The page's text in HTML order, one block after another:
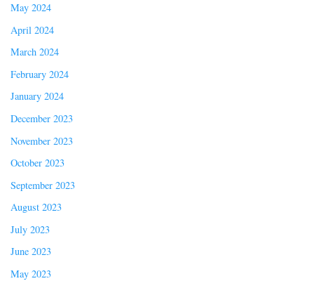
May 2024
April 2024
March 2024
February 2024
January 2024
December 2023
November 2023
October 2023
September 2023
August 2023
July 2023
June 2023
May 2023